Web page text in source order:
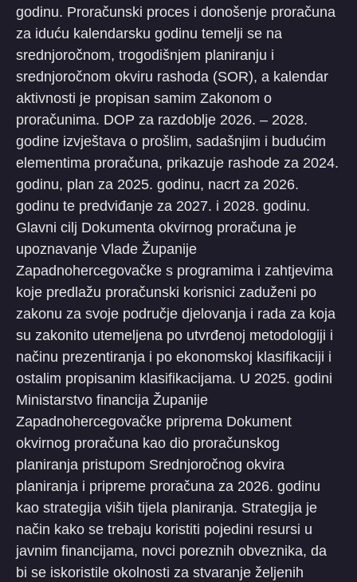
godinu. Proračunski proces i donošenje proračuna
za iduću kalendarsku godinu temelji se na
srednjoročnom, trogodišnjem planiranju i
srednjoročnom okviru rashoda (SOR), a kalendar
aktivnosti je propisan samim Zakonom o
proračunima. DOP za razdoblje 2026. – 2028.
godine izvještava o prošlim, sadašnjim i budućim
elementima proračuna, prikazuje rashode za 2024.
godinu, plan za 2025. godinu, nacrt za 2026.
godinu te predviđanje za 2027. i 2028. godinu.
Glavni cilj Dokumenta okvirnog proračuna je
upoznavanje Vlade Županije
Zapadnohercegovačke s programima i zahtjevima
koje predlažu proračunski korisnici zaduženi po
zakonu za svoje područje djelovanja i rada za koja
su zakonito utemeljena po utvrđenoj metodologiji i
načinu prezentiranja i po ekonomskoj klasifikaciji i
ostalim propisanim klasifikacijama. U 2025. godini
Ministarstvo financija Županije
Zapadnohercegovačke priprema Dokument
okvirnog proračuna kao dio proračunskog
planiranja pristupom Srednjoročnog okvira
planiranja i pripreme proračuna za 2026. godinu
kao strategija viših tijela planiranja. Strategija je
način kako se trebaju koristiti pojedini resursi u
javnim financijama, novci poreznih obveznika, da
bi se iskoristile okolnosti za stvaranje željenih